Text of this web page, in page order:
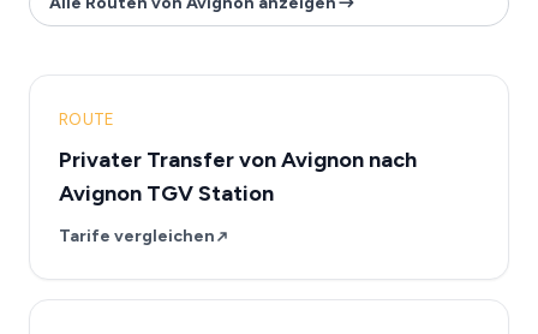
ROUTE
Privater Transfer von Avignon nach
Avignon TGV Station
Tarife vergleichen